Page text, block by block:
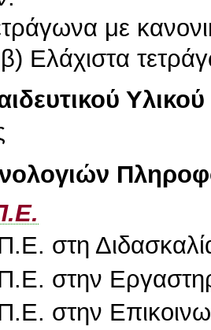
με
Υλικού
στη
στην
στην